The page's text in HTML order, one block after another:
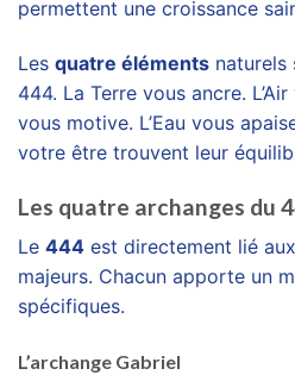
permettent une croissance
Les quatre éléments naturels
444. La Terre vous ancre.
vous motive. L’Eau vous
votre être trouvent leur
Les quatre archanges du
Le 444 est directement lié
majeurs. Chacun apporte un
spécifiques.
L’archange Gabriel